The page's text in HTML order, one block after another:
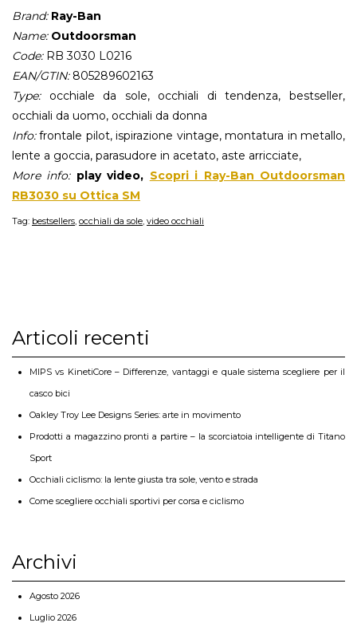
Brand:Ray-Ban
Name:Outdoorsman
Code:RB 3030 L0216
EAN/GTIN:805289602163
Type:occhiale da sole, occhiali di tendenza, bestseller,
occhiali da uomo, occhiali da donna
Info:frontale pilot, ispirazione vintage, montatura in metallo,
lente a goccia, parasudore in acetato, aste arricciate,
More info:play video, Scopri i Ray-Ban Outdoorsman
RB3030 su Ottica SM
Tag: bestsellers, occhiali da sole, video occhiali
Articoli recenti
MIPS vs KinetiCore – Differenze, vantaggi e quale sistema scegliere per il
casco bici
Oakley Troy Lee Designs Series: arte in movimento
Prodotti a magazzino pronti a partire – la scorciatoia intelligente di Titano
Sport
Occhiali ciclismo: la lente giusta tra sole, vento e strada
Come scegliere occhiali sportivi per corsa e ciclismo
Archivi
Agosto 2026
Luglio 2026